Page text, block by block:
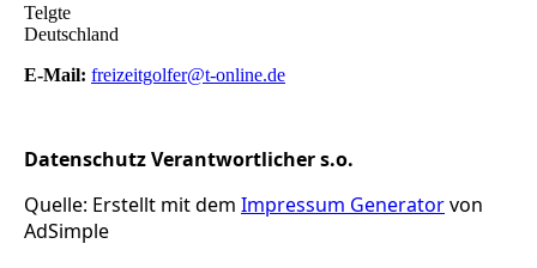
Telgte
Deutschland
E-Mail: freizeitgolfer@t-online.de
Datenschutz Verantwortlicher s.o.
Quelle: Erstellt mit dem Impressum Generatorvon
AdSimple